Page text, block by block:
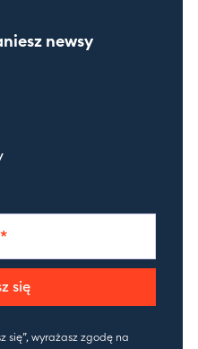
newsy
*
się
się”, wyrażasz zgodę na